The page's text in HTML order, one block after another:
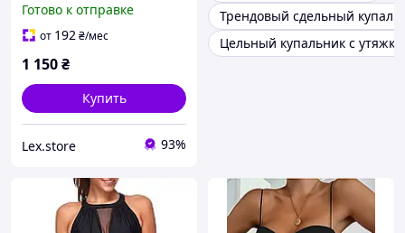
женский чёрного цвета
Готово к отправке
от 192₴/мес
1 150₴
Купить
Lex.store 93%
Трендовый сдельный
Цельный купальник с